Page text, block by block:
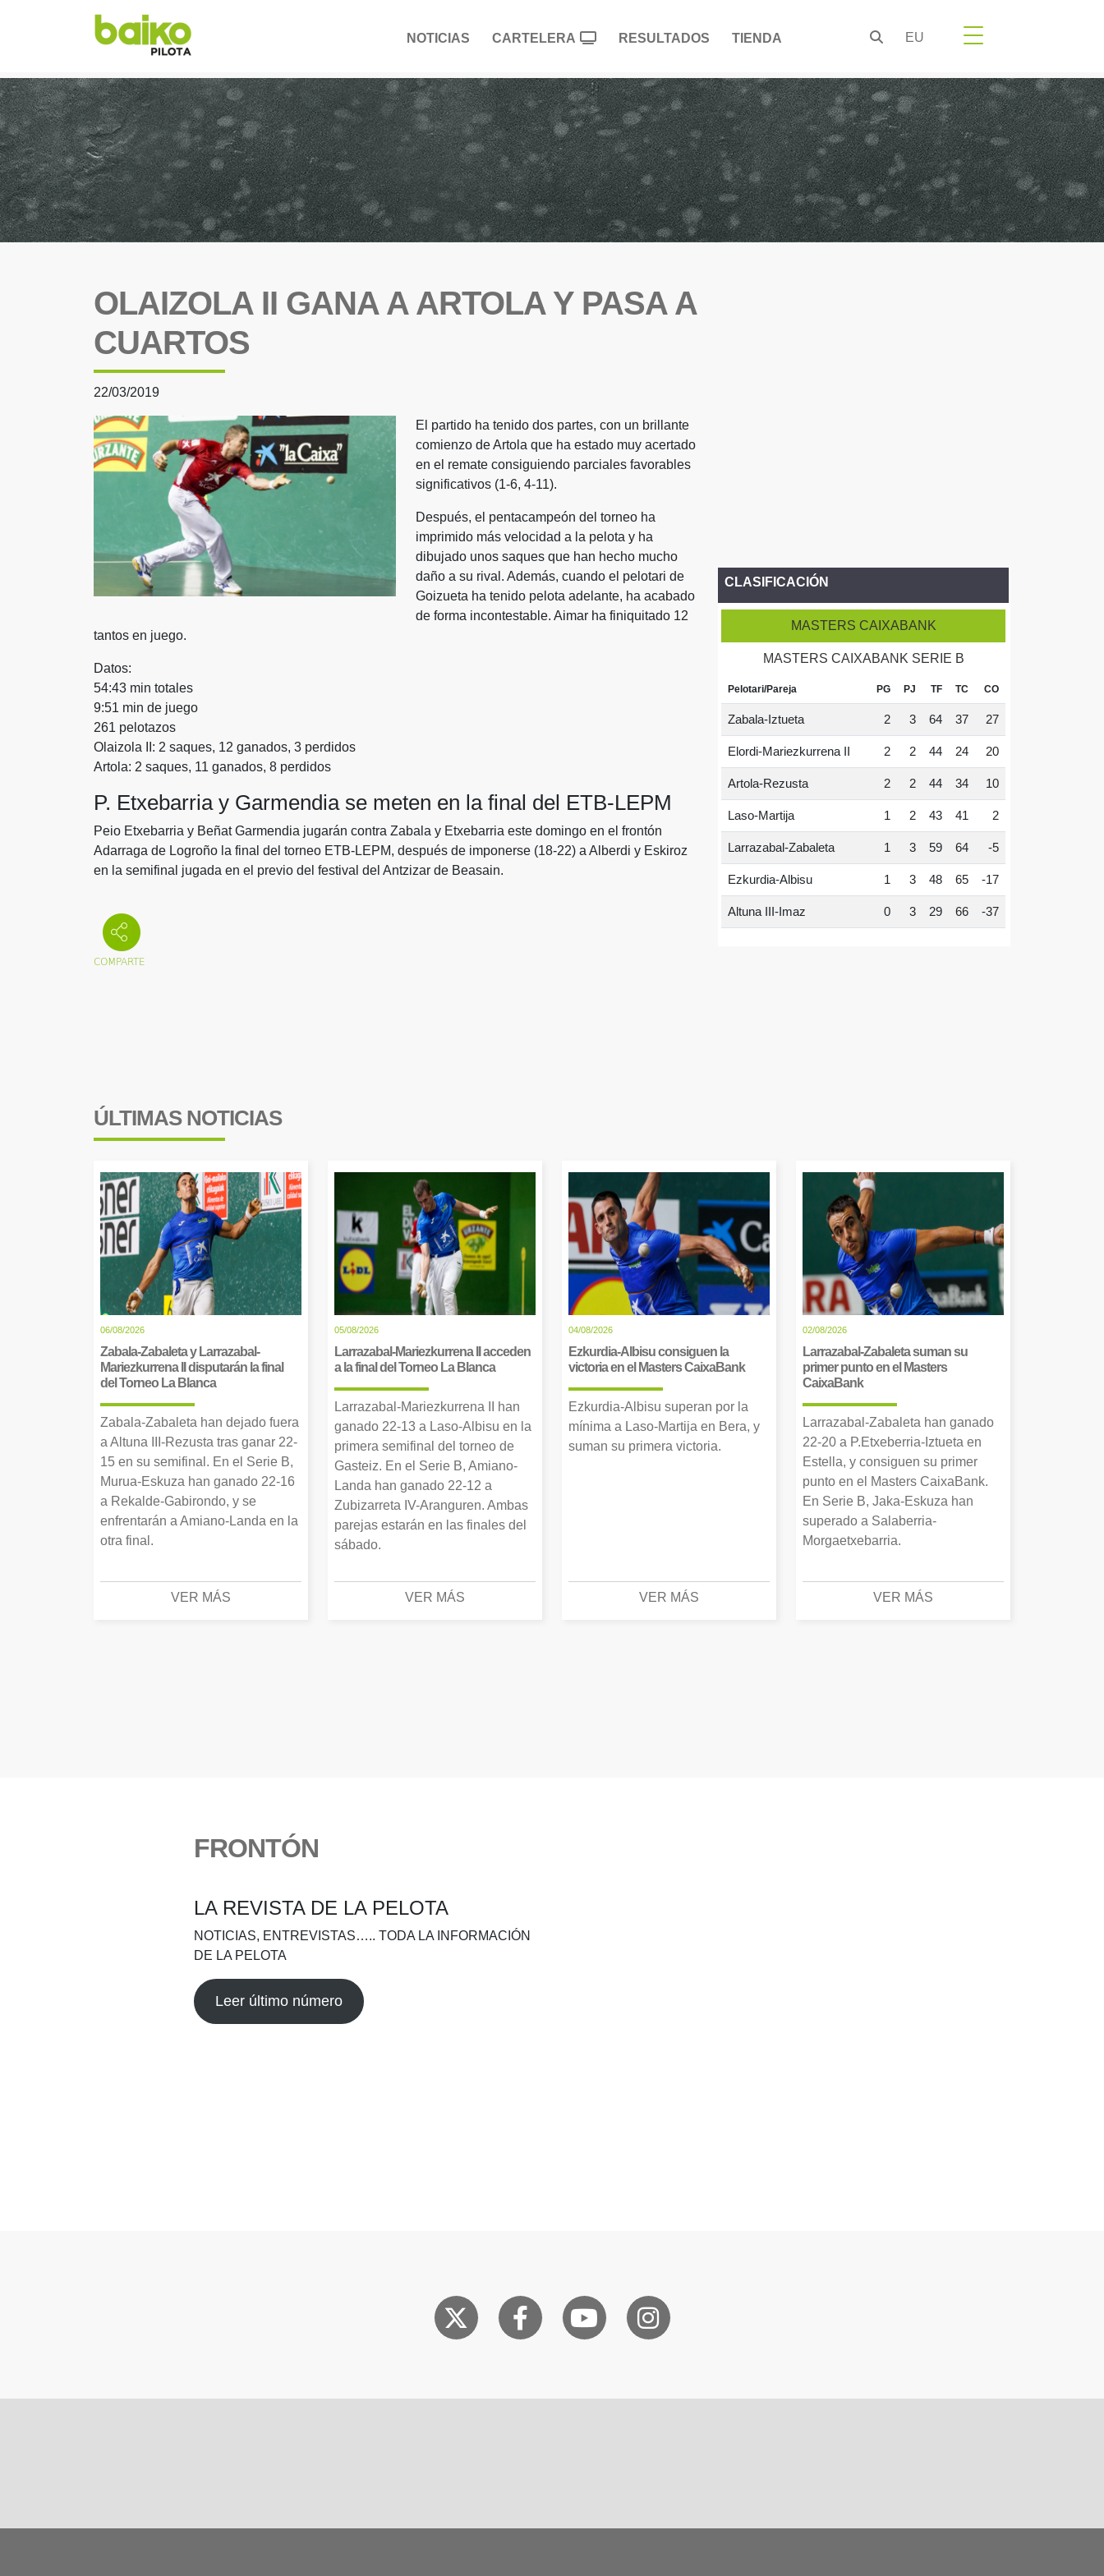
NOTICIAS CARTELERA RESULTADOS TIENDA EU
OLAIZOLA II GANA A ARTOLA Y PASA A
CUARTOS
22/03/2019
El partido ha tenido dos partes, con un brillante
comienzo de Artola que ha estado muy acertado
en el remate consiguiendo parciales favorables
significativos (1-6, 4-11).
Después, el pentacampeón del torneo ha
imprimido más velocidad a la pelota y ha
dibujado unos saques que han hecho mucho
daño a su rival. Además, cuando el pelotari de
Goizueta ha tenido pelota adelante, ha acabado
de forma incontestable. Aimar ha finiquitado 12
tantos en juego.
Datos:
54:43 min totales
9:51 min de juego
261 pelotazos
Olaizola II: 2 saques, 12 ganados, 3 perdidos
Artola: 2 saques, 11 ganados, 8 perdidos
P. Etxebarria y Garmendia se meten en la final del ETB-LEPM
Peio Etxebarria y Beñat Garmendia jugarán contra Zabala y Etxebarria este domingo en el frontón
Adarraga de Logroño la final del torneo ETB-LEPM, después de imponerse (18-22) a Alberdi y Eskiroz
en la semifinal jugada en el previo del festival del Antzizar de Beasain.
CLASIFICACIÓN
MASTERS CAIXABANK
MASTERS CAIXABANK SERIE B
Pelotari/Pareja PG PJ TF TC CO
Zabala-Iztueta 2 3 64 37 27
Elordi-Mariezkurrena II 2 2 44 24 20
Artola-Rezusta 2 2 44 34 10
Laso-Martija 1 2 43 41 2
Larrazabal-Zabaleta 1 3 59 64 -5
Ezkurdia-Albisu 1 3 48 65 -17
Altuna III-Imaz 0 3 29 66 -37
ÚLTIMAS NOTICIAS
06/08/2026
Zabala-Zabaleta y Larrazabal-
Mariezkurrena II disputarán la final
del Torneo La Blanca
Zabala-Zabaleta han dejado fuera
a Altuna III-Rezusta tras ganar 22-
15 en su semifinal. En el Serie B,
Murua-Eskuza han ganado 22-16
a Rekalde-Gabirondo, y se
enfrentarán a Amiano-Landa en la
otra final.
VER MÁS
05/08/2026
Larrazabal-Mariezkurrena II acceden
a la final del Torneo La Blanca
Larrazabal-Mariezkurrena II han
ganado 22-13 a Laso-Albisu en la
primera semifinal del torneo de
Gasteiz. En el Serie B, Amiano-
Landa han ganado 22-12 a
Zubizarreta IV-Aranguren. Ambas
parejas estarán en las finales del
sábado.
VER MÁS
04/08/2026
Ezkurdia-Albisu consiguen la
victoria en el Masters CaixaBank
Ezkurdia-Albisu superan por la
mínima a Laso-Martija en Bera, y
suman su primera victoria.
VER MÁS
02/08/2026
Larrazabal-Zabaleta suman su
primer punto en el Masters
CaixaBank
Larrazabal-Zabaleta han ganado
22-20 a P.Etxeberria-Iztueta en
Estella, y consiguen su primer
punto en el Masters CaixaBank.
En Serie B, Jaka-Eskuza han
superado a Salaberria-
Morgaetxebarria.
VER MÁS
FRONTÓN
LA REVISTA DE LA PELOTA
NOTICIAS, ENTREVISTAS….. TODA LA INFORMACIÓN
DE LA PELOTA
Leer último número